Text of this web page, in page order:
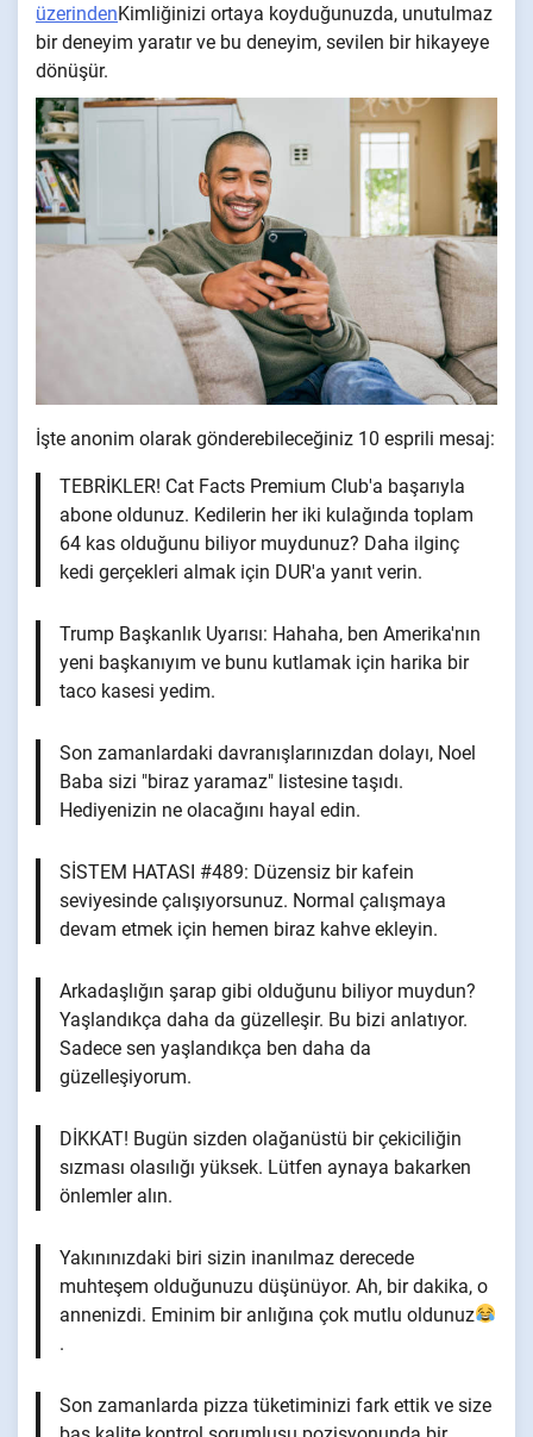
üzerindenKimliğinizi ortaya koyduğunuzda, unutulmaz
bir deneyim yaratır ve bu deneyim, sevilen bir hikayeye
dönüşür.
İşte anonim olarak gönderebileceğiniz 10 esprili mesaj:
TEBRİKLER! Cat Facts Premium Club'a başarıyla
abone oldunuz. Kedilerin her iki kulağında toplam
64 kas olduğunu biliyor muydunuz? Daha ilginç
kedi gerçekleri almak için DUR'a yanıt verin.
Trump Başkanlık Uyarısı: Hahaha, ben Amerika'nın
yeni başkanıyım ve bunu kutlamak için harika bir
taco kasesi yedim.
Son zamanlardaki davranışlarınızdan dolayı, Noel
Baba sizi "biraz yaramaz" listesine taşıdı.
Hediyenizin ne olacağını hayal edin.
SİSTEM HATASI #489: Düzensiz bir kafein
seviyesinde çalışıyorsunuz. Normal çalışmaya
devam etmek için hemen biraz kahve ekleyin.
Arkadaşlığın şarap gibi olduğunu biliyor muydun?
Yaşlandıkça daha da güzelleşir. Bu bizi anlatıyor.
Sadece sen yaşlandıkça ben daha da
güzelleşiyorum.
DİKKAT! Bugün sizden olağanüstü bir çekiciliğin
sızması olasılığı yüksek. Lütfen aynaya bakarken
önlemler alın.
Yakınınızdaki biri sizin inanılmaz derecede
muhteşem olduğunuzu düşünüyor. Ah, bir dakika, o
annenizdi. Eminim bir anlığına çok mutlu oldunuz
.
Son zamanlarda pizza tüketiminizi fark ettik ve size